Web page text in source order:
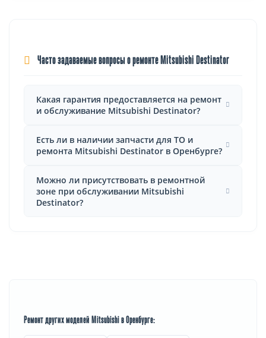
Часто задаваемые вопросы о ремонте Mitsubishi Destinator
Какая гарантия предоставляется на ремонт
и обслуживание Mitsubishi Destinator?
Есть ли в наличии запчасти для ТО и
ремонта Mitsubishi Destinator в Оренбурге?
Можно ли присутствовать в ремонтной
зоне при обслуживании Mitsubishi
Destinator?
Ремонт других моделей Mitsubishi в Оренбурге: